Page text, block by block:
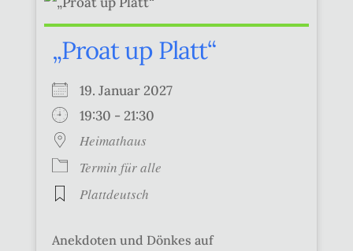
„Proat up Platt“
19. Januar 2027
19:30 - 21:30
Heimathaus
Termin für alle
Plattdeutsch
Anekdoten und Dönkes auf